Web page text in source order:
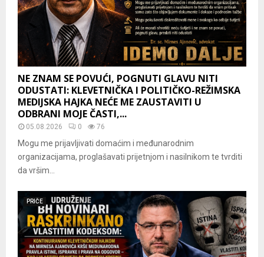
NE ZNAM SE POVUĆI, POGNUTI GLAVU NITI
ODUSTATI: KLEVETNIČKA I POLITIČKO-REŽIMSKA
MEDIJSKA HAJKA NEĆE ME ZAUSTAVITI U
ODBRANI MOJE ČASTI,...
05.08.2026 0 76
Mogu me prijavljivati domaćim i međunarodnim
organizacijama, proglašavati prijetnjom i nasilnikom te tvrditi
da vršim...
PRIČE